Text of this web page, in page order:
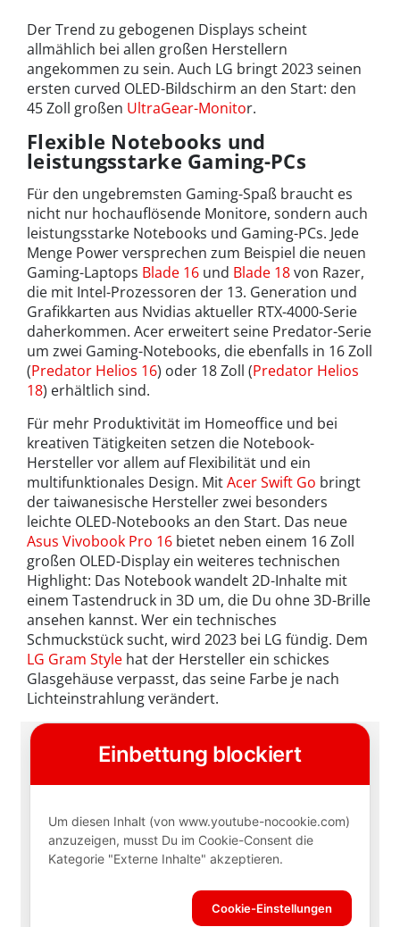
Der Trend zu gebogenen Displays scheint
allmählich bei allen großen Herstellern
angekommen zu sein. Auch LG bringt 2023 seinen
ersten curved OLED-Bildschirm an den Start: den
45 Zoll großen UltraGear-Monitor.
Flexible Notebooks und
leistungsstarke Gaming-PCs
Für den ungebremsten Gaming-Spaß braucht es
nicht nur hochauflösende Monitore, sondern auch
leistungsstarke Notebooks und Gaming-PCs. Jede
Menge Power versprechen zum Beispiel die neuen
Gaming-Laptops Blade 16 und Blade 18von Razer,
die mit Intel-Prozessoren der 13. Generation und
Grafikkarten aus Nvidias aktueller RTX-4000-Serie
daherkommen. Acer erweitert seine Predator-Serie
um zwei Gaming-Notebooks, die ebenfalls in 16 Zoll
(Predator Helios 16) oder 18 Zoll (Predator Helios
18) erhältlich sind.
Für mehr Produktivität im Homeoffice und bei
kreativen Tätigkeiten setzen die Notebook-
Hersteller vor allem auf Flexibilität und ein
multifunktionales Design. MitAcer Swift Go bringt
der taiwanesische Hersteller zwei besonders
leichte OLED-Notebooks an den Start. Das neue
Asus Vivobook Pro 16 bietet neben einem 16 Zoll
großen OLED-Display ein weiteres technischen
Highlight: Das Notebook wandelt 2D-Inhalte mit
einem Tastendruck in 3D um, die Du ohne 3D-Brille
ansehen kannst. Wer ein technisches
Schmuckstück sucht, wird 2023 bei LG fündig. Dem
LG Gram Style hat der Hersteller ein schickes
Glasgehäuse verpasst, das seine Farbe je nach
Lichteinstrahlung verändert.